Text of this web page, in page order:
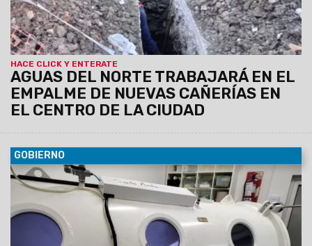
HACE CLICK Y ENTERATE
AGUAS DEL NORTE TRABAJARÁ EN EL
EMPALME DE NUEVAS CAÑERÍAS EN
EL CENTRO DE LA CIUDAD
GOBIERNO
02/05/2024 A mediados de mayo se prevé que el horario
de funcionamiento del servicio se extienda a jornada
completa, con lo que se beneficiará a más pacientes con
esta terapia, que se aplica desde el año 2019.